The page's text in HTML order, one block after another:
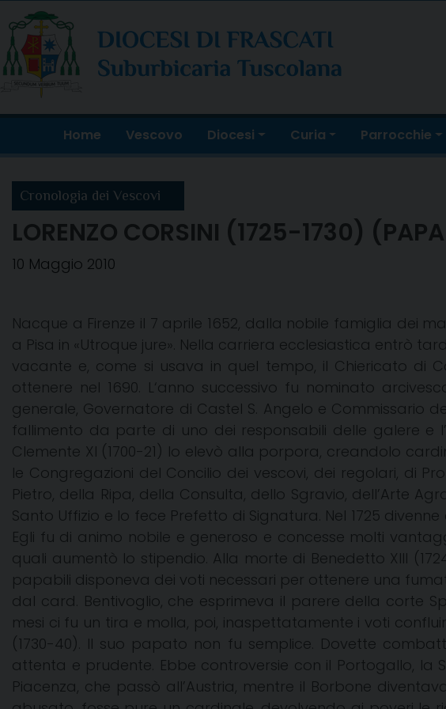
to
content
Home
Vescovo Diocesi Curia Parrocchie
Cronologia dei Vescovi
LORENZO CORSINI (1725-1730)
10 Maggio 2010
Nacque a Firenze il 7 aprile 1652, dalla nobile famiglia dei
a Pisa in «Utroque jure». Nella carriera ecclesiastica entrò
vacante e, come si usava in quel tempo, il Chiericato di
ottenere nel 1690. L‘anno successivo fu nominato
generale, Governatore di Castel S. Angelo e Commissario
fallimento da parte di uno dei responsabili delle galere e
Clemente XI (1700-21) lo elevò alla porpora, creandolo
le Congregazioni del Concilio dei vescovi, dei regolari, di
Pietro, della Ripa, della Consulta, dello Sgravio, dell’Arte
Santo Uffizio e lo fece Prefetto di Signatura. Nel 1725
Egli fu di animo nobile e generoso e concesse molti
quali aumentò lo stipendio. Alla morte di Benedetto XIII
papabili disponeva dei voti necessari per ottenere una
dal card. Bentivoglio, che esprimeva il parere della corte
mesi ci fu un tira e molla, poi, inaspettatamente i voti
(1730-40). Il suo papato non fu semplice. Dovette
attenta e prudente. Ebbe controversie con il Portogallo,
Piacenza, che passò all’Austria, mentre il Borbone